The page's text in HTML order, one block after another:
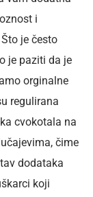
i
je često
je paziti da je
orginalne
regulirana
cvokotala na
čime
dodataka
koji